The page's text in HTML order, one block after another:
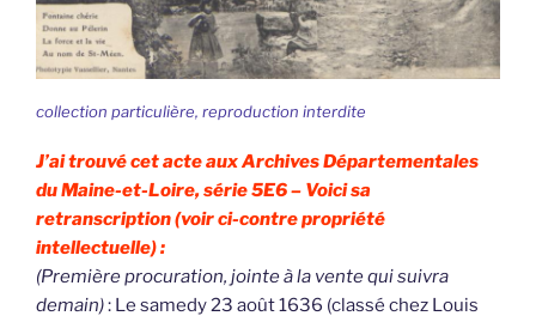
collection particulière, reproduction interdite
J’ai trouvé cet acte aux Archives Départementales
du Maine-et-Loire, série 5E6 – Voici sa
retranscription (voir ci-contre propriété
intellectuelle) :
(Première procuration, jointe à la vente qui suivra
demain): Le samedy 23 août 1636 (classé chez Louis